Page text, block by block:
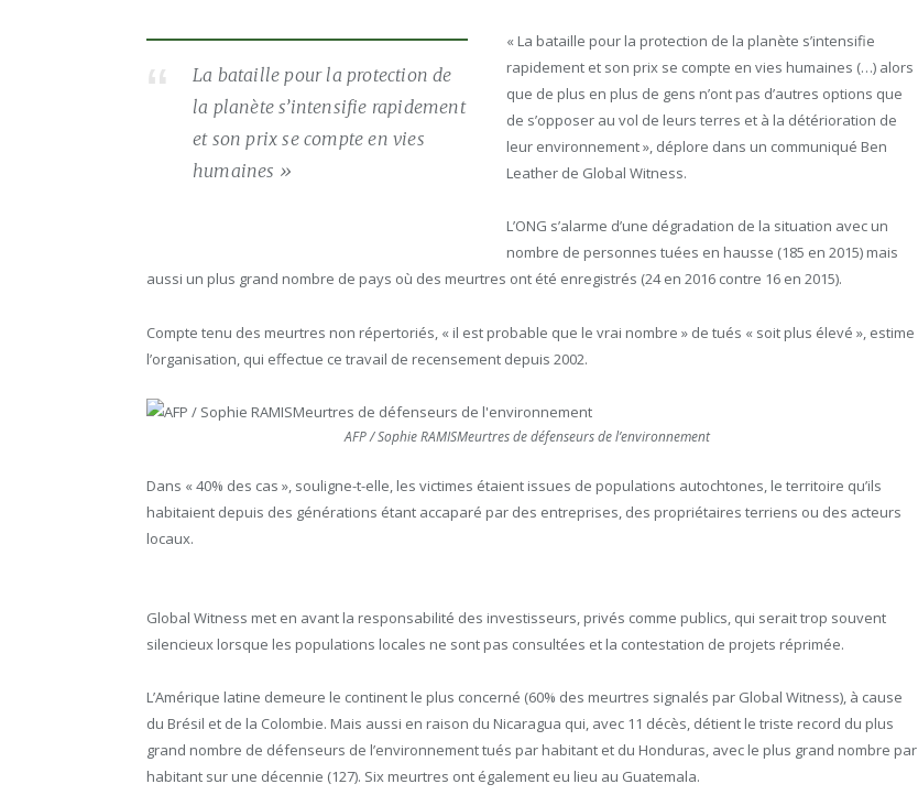
La bataille pour la protection de
la planète s’intensifie rapidement
et son prix se compte en vies
humaines »
« La bataille pour la protection de la planète s’intensifie
rapidement et son prix se compte en vies humaines (…) alors
que de plus en plus de gens n’ont pas d’autres options que
de s’opposer au vol de leurs terres et à la détérioration de
leur environnement », déplore dans un communiqué Ben
Leather de Global Witness.
L’ONG s’alarme d’une dégradation de la situation avec un
nombre de personnes tuées en hausse (185 en 2015) mais
aussi un plus grand nombre de pays où des meurtres ont été enregistrés (24 en 2016 contre 16 en 2015).
Compte tenu des meurtres non répertoriés, « il est probable que le vrai nombre » de tués « soit plus élevé », estime
l’organisation, qui effectue ce travail de recensement depuis 2002.
AFP / Sophie RAMISMeurtres de défenseurs de l’environnement
Dans « 40% des cas », souligne-t-elle, les victimes étaient issues de populations autochtones, le territoire qu’ils
habitaient depuis des générations étant accaparé par des entreprises, des propriétaires terriens ou des acteurs
locaux.
Global Witness met en avant la responsabilité des investisseurs, privés comme publics, qui serait trop souvent
silencieux lorsque les populations locales ne sont pas consultées et la contestation de projets réprimée.
L’Amérique latine demeure le continent le plus concerné (60% des meurtres signalés par Global Witness), à cause
du Brésil et de la Colombie. Mais aussi en raison du Nicaragua qui, avec 11 décès, détient le triste record du plus
grand nombre de défenseurs de l’environnement tués par habitant et du Honduras, avec le plus grand nombre par
habitant sur une décennie (127). Six meurtres ont également eu lieu au Guatemala.